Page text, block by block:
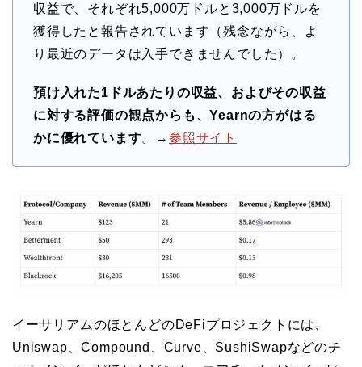
収益で、それぞれ5,000万ドルと3,000万ドルを
獲得したと報告されています（残念ながら、よ
り最近のデータは入手できませんでした）。
預け入れた1ドルあたりの収益、およびその収益
に対する評価の観点からも、Yearnの方がはる
かに優れています。→参照サイト
イーサリアムのほとんどのDeFiプロジェクトには、
Uniswap、Compound、Curve、SushiSwapなどのチ